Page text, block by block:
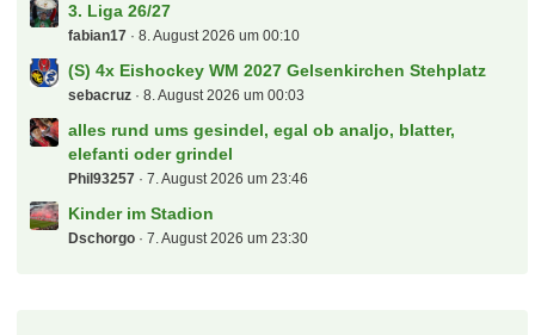
3. Liga 26/27
fabian17 8. August 2026 um 00:10
(S) 4x Eishockey WM 2027 Gelsenkirchen Stehplatz
sebacruz 8. August 2026 um 00:03
alles rund ums gesindel, egal ob analjo, blatter,
elefanti oder grindel
Phil93257 7. August 2026 um 23:46
Kinder im Stadion
Dschorgo 7. August 2026 um 23:30